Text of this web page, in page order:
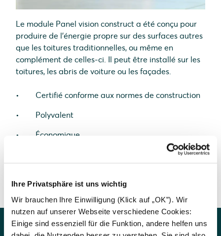
Ihre Privatsphäre ist uns wichtig
Wir brauchen Ihre Einwilligung (Klick auf „OK”). Wir
nutzen auf unserer Webseite verschiedene Cookies:
Einige sind essenziell für die Funktion, andere helfen uns
Le module Panel vision construct a été conçu pour
produire de l'énergie propre sur des surfaces autres
que les toitures traditionnelles, ou même en
complément de celles-ci. Il peut être installé sur les
toitures, les abris de voiture ou les façades.
Certifié conforme aux normes de construction
Polyvalent
Économique